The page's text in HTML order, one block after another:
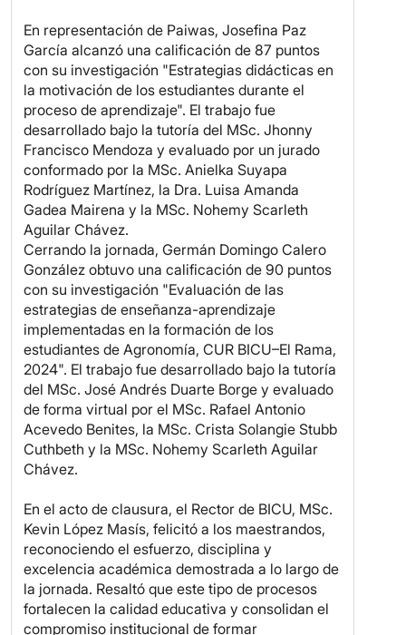
En representación de Paiwas, Josefina Paz
García alcanzó una calificación de 87 puntos
con su investigación "Estrategias didácticas en
la motivación de los estudiantes durante el
proceso de aprendizaje". El trabajo fue
desarrollado bajo la tutoría del MSc. Jhonny
Francisco Mendoza y evaluado por un jurado
conformado por la MSc. Anielka Suyapa
Rodríguez Martínez, la Dra. Luisa Amanda
Gadea Mairena y la MSc. Nohemy Scarleth
Aguilar Chávez.
Cerrando la jornada, Germán Domingo Calero
González obtuvo una calificación de 90 puntos
con su investigación "Evaluación de las
estrategias de enseñanza-aprendizaje
implementadas en la formación de los
estudiantes de Agronomía, CUR BICU–El Rama,
2024". El trabajo fue desarrollado bajo la tutoría
del MSc. José Andrés Duarte Borge y evaluado
de forma virtual por el MSc. Rafael Antonio
Acevedo Benites, la MSc. Crista Solangie Stubb
Cuthbeth y la MSc. Nohemy Scarleth Aguilar
Chávez.
En el acto de clausura, el Rector de BICU, MSc.
Kevin López Masís, felicitó a los maestrandos,
reconociendo el esfuerzo, disciplina y
excelencia académica demostrada a lo largo de
la jornada. Resaltó que este tipo de procesos
fortalecen la calidad educativa y consolidan el
compromiso institucional de formar